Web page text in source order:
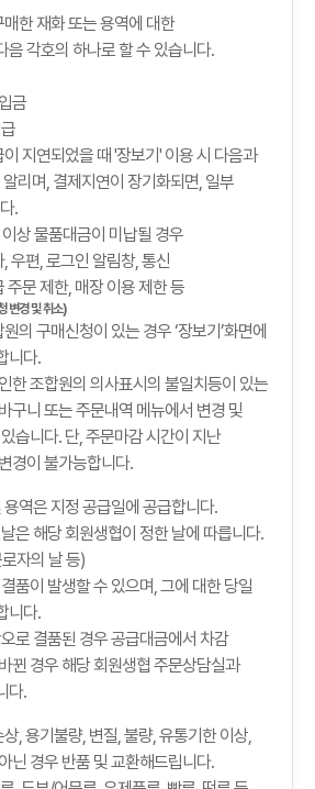
한 재화 또는 용역에 대한
음 각호의 하나로 할 수 있습니다.
금
지연되었을 때 '장보기' 이용 시 다음과
리며, 결제지연이 장기화되면, 일부
.
상 물품대금이 미납될 경우
우편, 로그인 알림창, 통신
주문 제한, 매장 이용 제한 등
변경 및 취소)
의 구매신청이 있는 경우 ‘장보기’화면에
니다.
한 조합원의 의사표시의 불일치등이 있는
구니 또는 주문내역 메뉴에서 변경 및
습니다. 단, 주문마감 시간이 지난
경이 불가능합니다.
역은 지정 공급일에 공급합니다.
은 해당 회원생협이 정한 날에 따릅니다.
자의 날 등)
품이 발생할 수 있으며, 그에 대한 당일
니다.
로 결품된 경우 공급대금에서 차감
뀐 경우 해당 회원생협 주문상담실과
다.
, 용기불량, 변질, 불량, 유통기한 이상,
닌 경우 반품 및 교환해드립니다.